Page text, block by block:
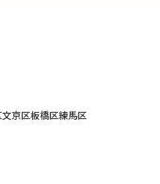
文京区板橋区練馬区